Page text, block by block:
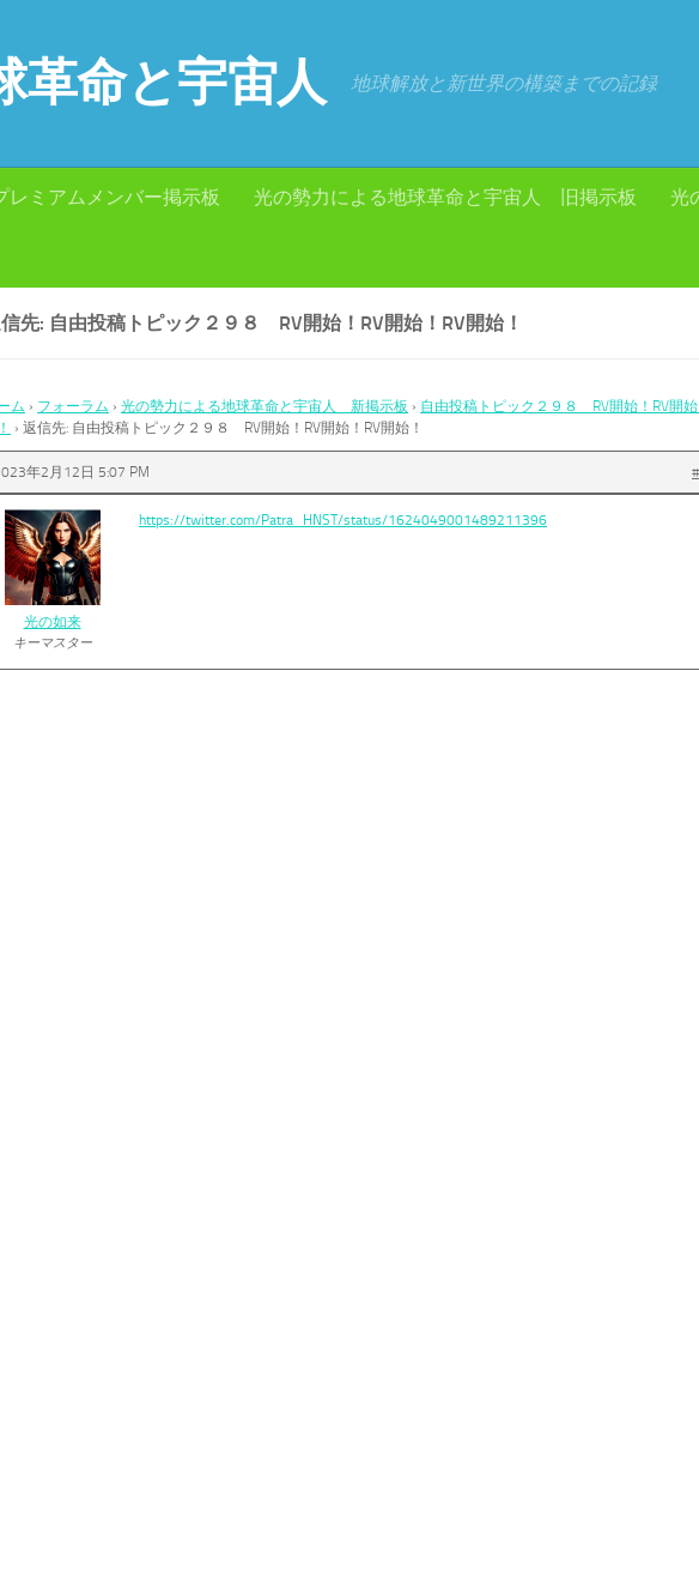
革命と宇宙人 地球解放と新世界の構築までの記録
レミアムメンバー掲示板 光の勢力による地球革命と宇宙人 旧掲示板 光
先: 自由投稿トピック２９８ RV開始！RV開始！RV開始！
ム › フォーラム › 光の勢力による地球革命と宇宙人 新掲示板 › 自由投稿トピック２９８ RV開始！RV開始
› 返信先: 自由投稿トピック２９８ RV開始！RV開始！RV開始！
年2月12日 5:07 PM
光の如来
キーマスター
https://twitter.com/Patra_HNST/status/1624049001489211396